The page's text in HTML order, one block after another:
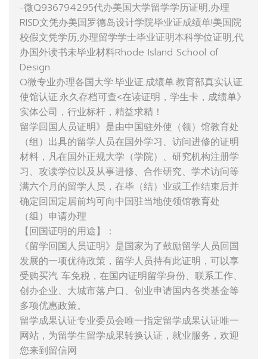
-微Q936794295代办美国大学留学学历证明,办理
RISD文凭办美国罗德岛设计学院毕业证成绩单!美国院
校假文凭学历,办理留学学士毕业证明本科学位证明,代
办国外读书未毕业材料Rhode Island School of
Design
Q微专业办理各国大学.毕业证.成绩单.教育部真实认证.
使馆认证.永久存档可查<在读证明，学生卡，成绩单》
实体公司，行业标杆，精益求精！
留学回国人员证明》是由中国驻外使（领）馆教育处
（组）出具的留学人员在国外学习、访问进修的证明
材料，凡在国外正规大学（学院）、研究机构注册学
习、攻读学位以及从事进修、合作研究、学术访问等
满六个月的留学人员，在毕（结）业或工作结束后并
确定回国定居前均可向中国驻当地使领馆教育处
（组）申请办理
【回国证明的用途】：
《留学回国人员证明》是国家为了鼓励留学人员回国
发展的一项优待政策，留学人员持有此证明，可以享
受购买汽 车免税，在国内证明留学身份、联系工作、
创办企业、大城市落户口、创业申请国内各类基金等
多项优惠政策。
留学成果认证专业委员会唯一指定留学成果认证唯一
网站，为留学生留学成果转换认证，就业服务，欢迎
您来到留信网